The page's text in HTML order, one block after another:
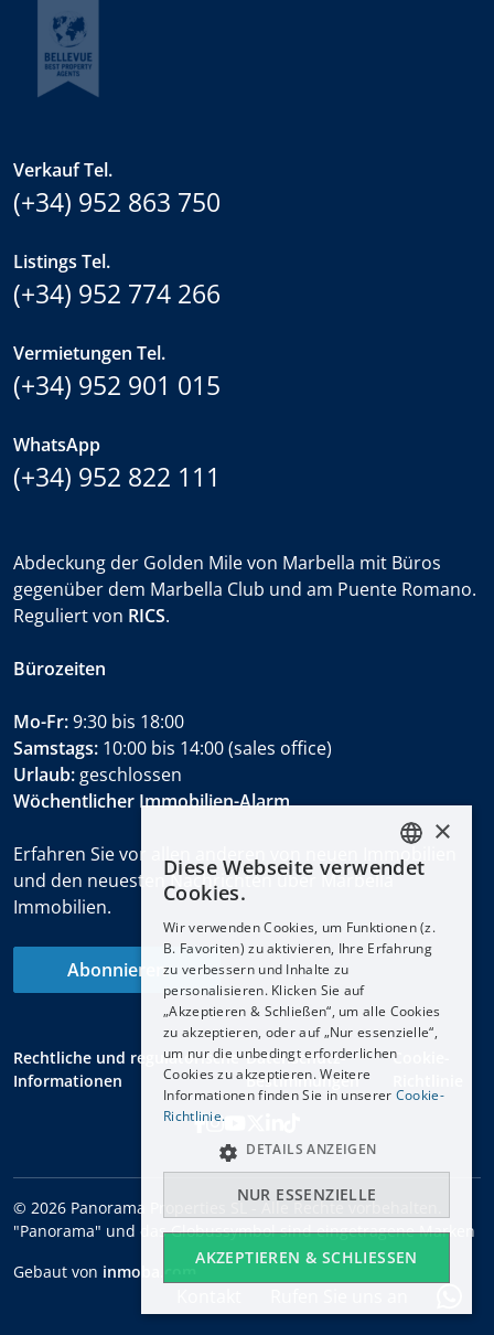
Verkauf Tel.
(+34) 952 863 750
Listings Tel.
(+34) 952 774 266
Vermietungen Tel.
(+34) 952 901 015
WhatsApp
(+34) 952 822 111
Abdeckung der Golden Mile von Marbella mit Büros
gegenüber dem Marbella Club und am Puente Romano.
Reguliert von RICS.
Bürozeiten
Mo-Fr:9:30 bis 18:00
Samstags: 10:00 bis 14:00 (sales office)
Urlaub: geschlossen
Wöchentlicher Immobilien-Alarm
Erfahren Sie vor allen anderen von neuen Immobilien
und den neuesten Nachrichten über Marbella
Immobilien.
Abonnieren
Rechtliche und regulatorische
Informationen
Datenschutz-
Bestimmungen
Cookie-
© 2026 Panorama Properties SL - Alle Rechte vorbehalten.
"Panorama" und das Globussymbol sind eingetragene Marken
Gebaut von inmoba.com
ENGLISH
DEUTSCH
NEDERLANDS
×
Diese Webseite verwendet
Cookies.
Wir verwenden Cookies, um Funktionen (z.
B. Favoriten) zu aktivieren, Ihre Erfahrung
zu verbessern und Inhalte zu
personalisieren. Klicken Sie auf
„Akzeptieren & Schließen“, um alle Cookies
zu akzeptieren, oder auf „Nur essenzielle“,
um nur die unbedingt erforderlichen
Cookies zu akzeptieren. Weitere
Informationen finden Sie in unserer Cookie-
Richtlinie.
AKZEPTIEREN & SCHLIESSEN
NUR ESSENZIELLE
DETAILS ANZEIGEN